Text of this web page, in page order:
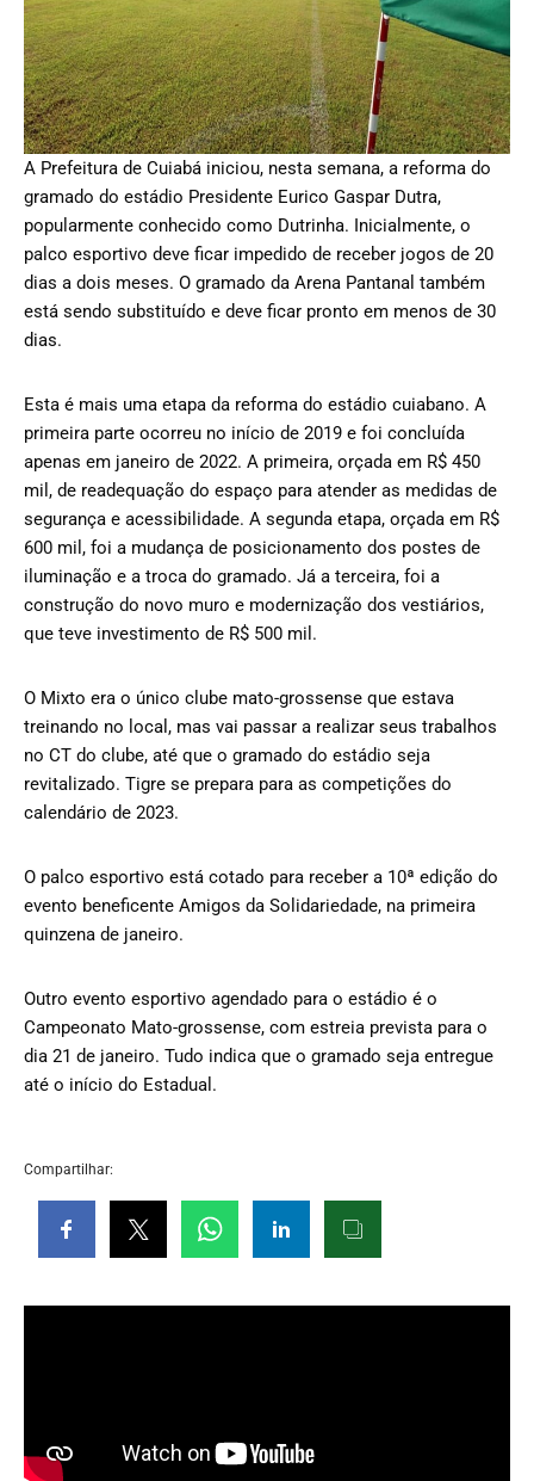
A Prefeitura de Cuiabá iniciou, nesta semana, a reforma do
gramado do estádio Presidente Eurico Gaspar Dutra,
popularmente conhecido como Dutrinha. Inicialmente, o
palco esportivo deve ficar impedido de receber jogos de 20
dias a dois meses. O gramado da Arena Pantanal também
está sendo substituído e deve ficar pronto em menos de 30
dias.
Esta é mais uma etapa da reforma do estádio cuiabano. A
primeira parte ocorreu no início de 2019 e foi concluída
apenas em janeiro de 2022. A primeira, orçada em R$ 450
mil, de readequação do espaço para atender as medidas de
segurança e acessibilidade. A segunda etapa, orçada em R$
600 mil, foi a mudança de posicionamento dos postes de
iluminação e a troca do gramado. Já a terceira, foi a
construção do novo muro e modernização dos vestiários,
que teve investimento de R$ 500 mil.
O Mixto era o único clube mato-grossense que estava
treinando no local, mas vai passar a realizar seus trabalhos
no CT do clube, até que o gramado do estádio seja
revitalizado. Tigre se prepara para as competições do
calendário de 2023.
O palco esportivo está cotado para receber a 10ª edição do
evento beneficente Amigos da Solidariedade, na primeira
quinzena de janeiro.
Outro evento esportivo agendado para o estádio é o
Campeonato Mato-grossense, com estreia prevista para o
dia 21 de janeiro. Tudo indica que o gramado seja entregue
até o início do Estadual.
Compartilhar: